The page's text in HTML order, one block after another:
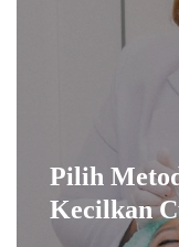
Pilih
Kecilkan